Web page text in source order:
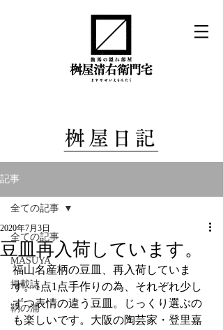
記事
全ての記事
MASUYA
掲載誌
鞆の浦
全ての記事
豆皿再入荷しています。
2020年7月3日
福山名産柄の豆皿、再入荷していま
す。1点1点手作りの為、それぞれ少し
ずつ表情の違う豆皿。じっくり選ぶの
も楽しいです。大阪の陶芸家・登里嘉